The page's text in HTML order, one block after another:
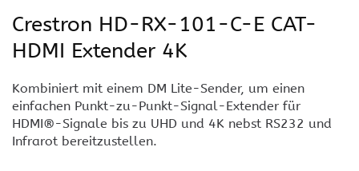
Crestron HD-RX-101-C-E CAT-
HDMI Extender 4K
Kombiniert mit einem DM Lite-Sender, um einen
einfachen Punkt-zu-Punkt-Signal-Extender für
HDMI®-Signale bis zu UHD und 4K nebst RS232 und
Infrarot bereitzustellen.